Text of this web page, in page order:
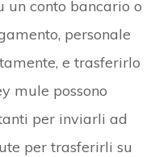
un conto bancario o
personale
e trasferirlo
mule possono
per inviarli ad
per trasferirli su